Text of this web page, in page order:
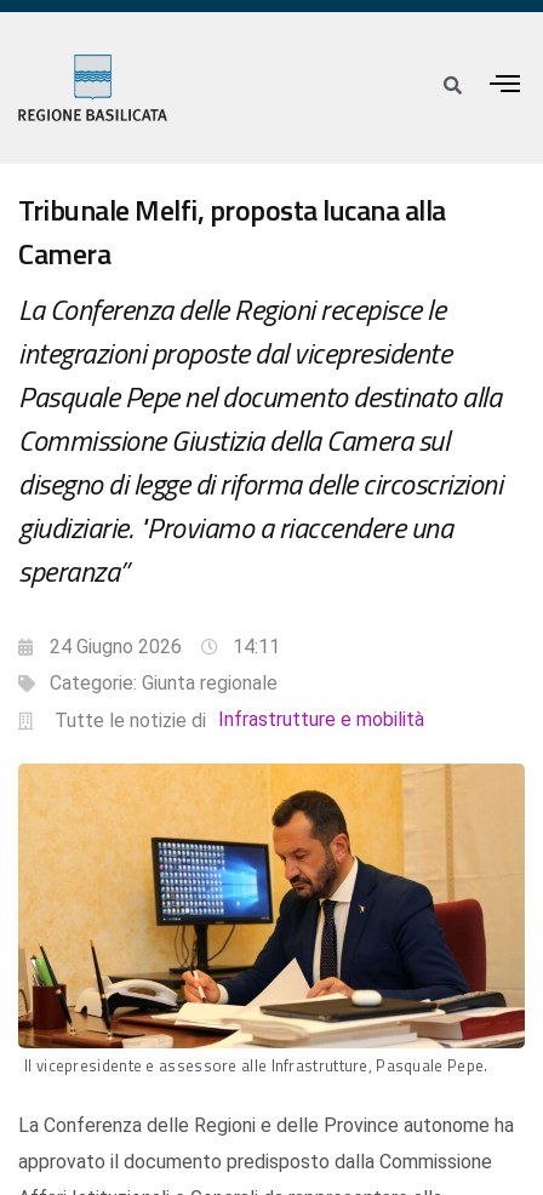
Tribunale Melfi, proposta lucana alla
Camera
La Conferenza delle Regioni recepisce le
integrazioni proposte dal vicepresidente
Pasquale Pepe nel documento destinato alla
Commissione Giustizia della Camera sul
disegno di legge di riforma delle circoscrizioni
giudiziarie. "Proviamo a riaccendere una
speranza”
24 Giugno 2026
14:11
Categorie: Giunta regionale
Tutte le notizie di
Infrastrutture e mobilità
Il vicepresidente e assessore alle Infrastrutture, Pasquale Pepe.
La Conferenza delle Regioni e delle Province autonome ha
approvato il documento predisposto dalla Commissione